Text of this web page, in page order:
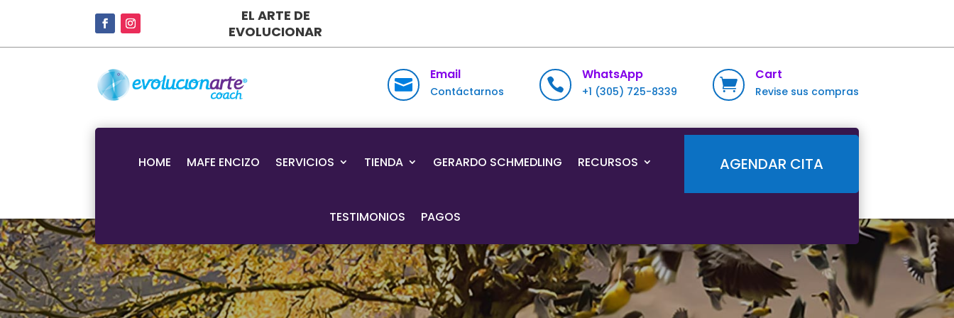
EL ARTE DE
EVOLUCIONAR

Email
Contáctarnos 
WhatsApp
+1 (305) 725-8339 
Cart
Revise sus compras
HOME MAFE ENCIZO SERVICIOS TIENDA GERARDO SCHMEDLING RECURSOS
TESTIMONIOS PAGOS
AGENDAR CITA